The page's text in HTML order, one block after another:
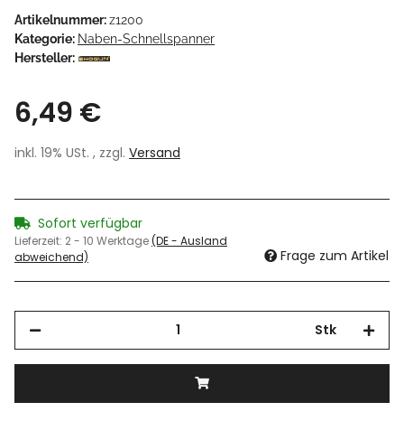
Artikelnummer:z1200
Kategorie: Naben-Schnellspanner
Hersteller:
6,49 €
inkl. 19% USt. , zzgl. Versand
Sofort verfügbar
Lieferzeit: 2 - 10 Werktage(DE - Ausland
abweichend)
Frage zum Artikel
Stk